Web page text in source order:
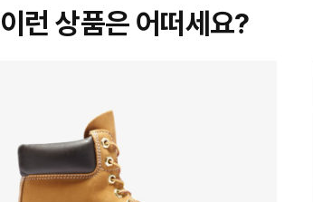
이런 상품은 어떠세요?